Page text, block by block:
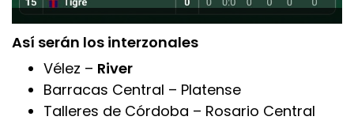
Así serán los interzonales
Vélez – River
Barracas Central – Platense
Talleres de Córdoba – Rosario Central